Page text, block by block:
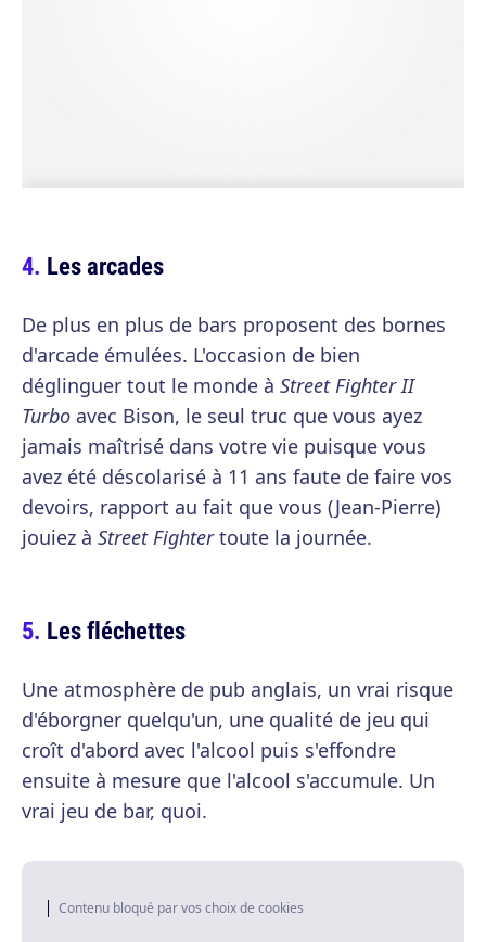
Les arcades
De plus en plus de bars proposent des bornes
d'arcade émulées. L'occasion de bien
déglinguer tout le monde à Street Fighter II
Turbo avec Bison, le seul truc que vous ayez
jamais maîtrisé dans votre vie puisque vous
avez été déscolarisé à 11 ans faute de faire vos
devoirs, rapport au fait que vous (Jean-Pierre)
jouiez à Street Fightertoute la journée.
Les fléchettes
Une atmosphère de pub anglais, un vrai risque
d'éborgner quelqu'un, une qualité de jeu qui
croît d'abord avec l'alcool puis s'effondre
ensuite à mesure que l'alcool s'accumule. Un
vrai jeu de bar, quoi.
Contenu bloqué par vos choix de cookies